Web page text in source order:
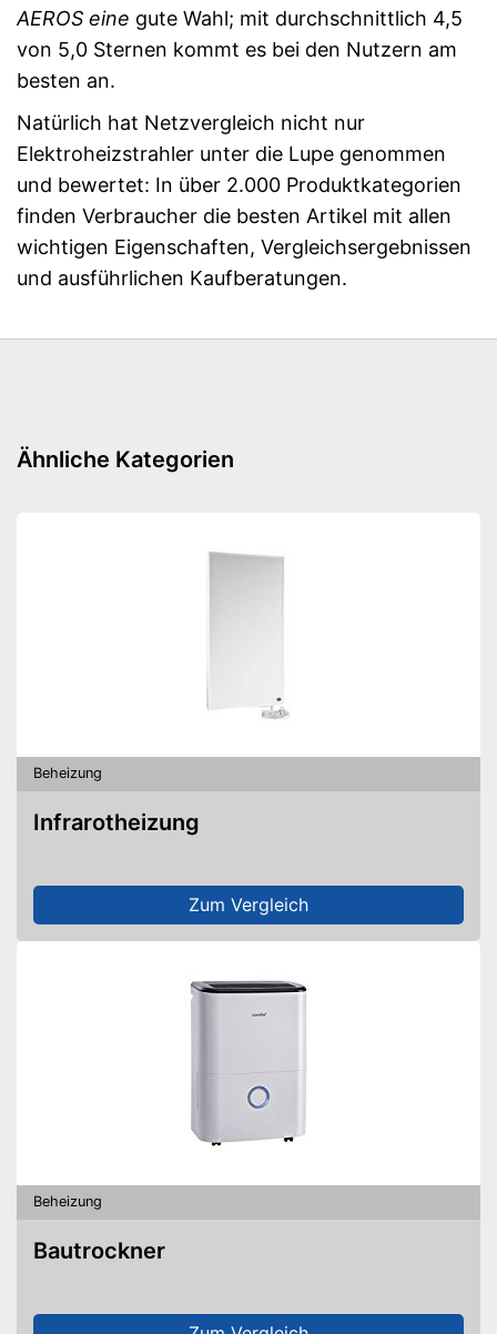
AEROS eine gute Wahl; mit durchschnittlich 4,5
von 5,0 Sternen kommt es bei den Nutzern am
besten an.
Natürlich hat Netzvergleich nicht nur
Elektroheizstrahler unter die Lupe genommen
und bewertet: In über 2.000 Produktkategorien
finden Verbraucher die besten Artikel mit allen
wichtigen Eigenschaften, Vergleichsergebnissen
und ausführlichen Kaufberatungen.
Ähnliche Kategorien
Beheizung
Infrarotheizung
Zum Vergleich
Beheizung
Bautrockner